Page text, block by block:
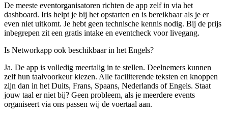
De meeste eventorganisatoren richten de app zelf in via het
dashboard. Iris helpt je bij het opstarten en is bereikbaar als je er
even niet uitkomt. Je hebt geen technische kennis nodig. Bij de prijs
inbegrepen zit een gratis intake en eventcheck voor livegang.
Is Networkapp ook beschikbaar in het Engels?
Ja. De app is volledig meertalig in te stellen. Deelnemers kunnen
zelf hun taalvoorkeur kiezen. Alle faciliterende teksten en knoppen
zijn dan in het Duits, Frans, Spaans, Nederlands of Engels. Staat
jouw taal er niet bij? Geen probleem, als je meerdere events
organiseert via ons passen wij de voertaal aan.